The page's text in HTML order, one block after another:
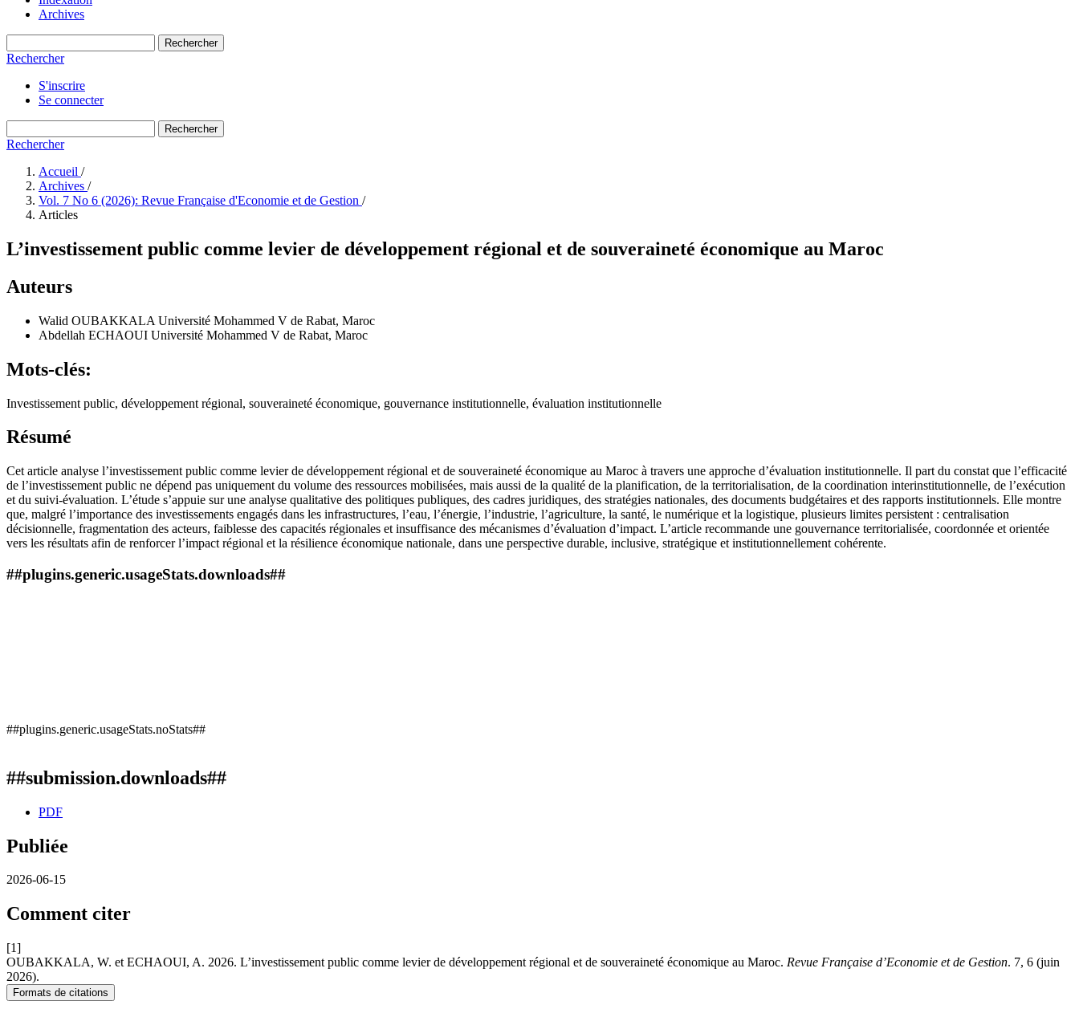
Archives
Rechercher
Rechercher
S'inscrire
Se connecter
Rechercher
Rechercher
Accueil /
Archives /
Vol. 7 No 6 (2026): Revue Française d'Economie et de Gestion /
Articles
L’investissement public comme levier de développement régional et de souveraineté économique au Maroc
Auteurs
Walid OUBAKKALA Université Mohammed V de Rabat, Maroc
Abdellah ECHAOUI Université Mohammed V de Rabat, Maroc
Mots-clés:
Investissement public, développement régional, souveraineté économique, gouvernance institutionnelle, évaluation institutionnelle
Résumé
Cet article analyse l’investissement public comme levier de développement régional et de souveraineté économique au Maroc à travers une approche d’évaluation institutionnelle. Il part du constat que l’efficacité
de l’investissement public ne dépend pas uniquement du volume des ressources mobilisées, mais aussi de la qualité de la planification, de la territorialisation, de la coordination interinstitutionnelle, de l’exécution
et du suivi-évaluation. L’étude s’appuie sur une analyse qualitative des politiques publiques, des cadres juridiques, des stratégies nationales, des documents budgétaires et des rapports institutionnels. Elle montre
que, malgré l’importance des investissements engagés dans les infrastructures, l’eau, l’énergie, l’industrie, l’agriculture, la santé, le numérique et la logistique, plusieurs limites persistent : centralisation
décisionnelle, fragmentation des acteurs, faiblesse des capacités régionales et insuffisance des mécanismes d’évaluation d’impact. L’article recommande une gouvernance territorialisée, coordonnée et orientée
vers les résultats afin de renforcer l’impact régional et la résilience économique nationale, dans une perspective durable, inclusive, stratégique et institutionnellement cohérente.
##plugins.generic.usageStats.downloads##
##plugins.generic.usageStats.noStats##
##submission.downloads##
PDF
Publiée
2026-06-15
Comment citer
[1]
OUBAKKALA, W. et ECHAOUI, A. 2026. L’investissement public comme levier de développement régional et de souveraineté économique au Maroc. Revue Française d’Economie et de Gestion. 7, 6 (juin
2026).
Formats de citations